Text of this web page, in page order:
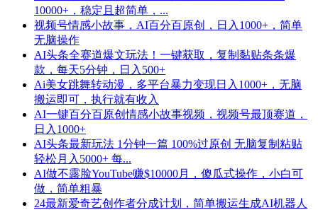
10000+，稳定且超简单，...
视频号情感小故事，AI百分百原创，日入1000+，简单
无脑操作
AI头条全赛道爆文玩法！一键获取，复制黏贴条条爆
款，每天5分钟，日入500+
Ai美女跳舞转动漫，多平台暴力变现日入1000+，无脑
搬运即可，执行就有收入
AI一键百分百原创情感小故事视频，视频号最顶赛道，
日入1000+
AI头条最新玩法 1分钟一篇 100%过原创 无脑复制粘贴
轻松月入5000+ 每...
AI做不露脸YouTube赚$10000月，傻瓜式操作，小白可
做，简单粗暴
24最新爱奇艺创作者分成计划，简单搬运生成AI机器人